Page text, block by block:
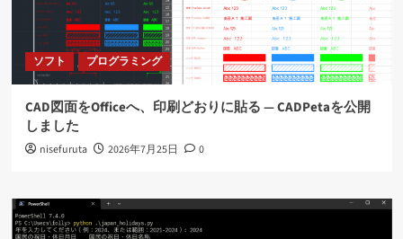
ソフト プログラミング
CAD図面をOfficeへ、印刷どおりに貼る ― CADPetaを公開
しました
nisefuruta 2026年7月25日 0